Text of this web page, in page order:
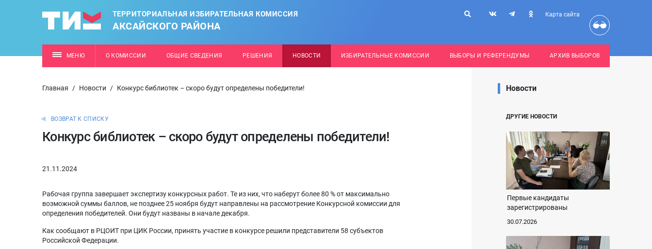
ТЕРРИТОРИАЛЬНАЯ ИЗБИРАТЕЛЬНАЯ КОМИССИЯ
АКСАЙСКОГО РАЙОНА
Карта сайта
МЕНЮ О КОМИССИИ ОБЩИЕ СВЕДЕНИЯ РЕШЕНИЯ НОВОСТИ ИЗБИРАТЕЛЬНЫЕ КОМИССИИ ВЫБОРЫ И РЕФЕРЕНДУМЫ АРХИВ ВЫБОРОВ
Главная / Новости / Конкурс библиотек – скоро будут определены победители!
ВОЗВРАТ К СПИСКУ
Конкурс библиотек – скоро будут определены победители!
21.11.2024
Рабочая группа завершает экспертизу конкурсных работ. Те из них, что наберут более 80 % от максимально
возможной суммы баллов, не позднее 25 ноября будут направлены на рассмотрение Конкурсной комиссии для
определения победителей. Они будут названы в начале декабря.
Как сообщают в РЦОИТ при ЦИК России, принять участие в конкурсе решили представители 58 субъектов
Российской Федерации.
Новости
ДРУГИЕ НОВОСТИ
Первые кандидаты
зарегистрированы
30.07.2026